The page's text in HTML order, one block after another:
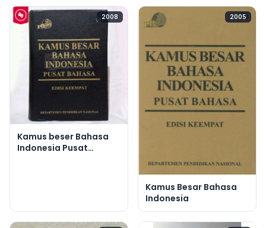
2008
Kamus beser Bahasa
Indonesia Pusat
2005
Kamus Besar Bahasa
Indonesia